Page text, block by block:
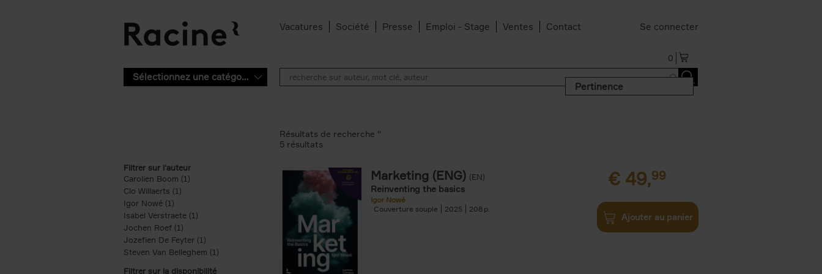
Vacatures Société Presse Emploi - Stage Ventes Contact Se connecter
0
Sélectionnez une catégorie
Pertinence
Filtrer sur l'auteur
Carolien Boom (1)
Clo Willaerts (1)
Igor Nowé (1)
Isabel Verstraete (1) Apply Isabel Verstraete filter
Jochen Roef (1)
Jozefien De Feyter (1) Apply Jozefien De Feyter filter
Steven Van Belleghem (1) Apply Steven Van Belleghem filter
Filtrer sur la disponibilité
Résultats de recherche ''
5 résultats
Marketing (ENG) (EN)
Reinventing the basics
Igor Nowé
Couverture souple
2025 208
€ 49,99
Ajouter au panier